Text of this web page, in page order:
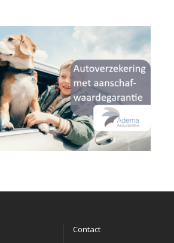
Contact